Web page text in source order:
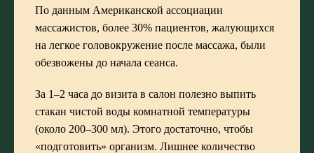
По данным Американской ассоциации
массажистов, более 30% пациентов, жалующихся
на легкое головокружение после массажа, были
обезвожены до начала сеанса.
За 1–2 часа до визита в салон полезно выпить
стакан чистой воды комнатной температуры
(около 200–300 мл). Этого достаточно, чтобы
«подготовить» организм. Лишнее количество